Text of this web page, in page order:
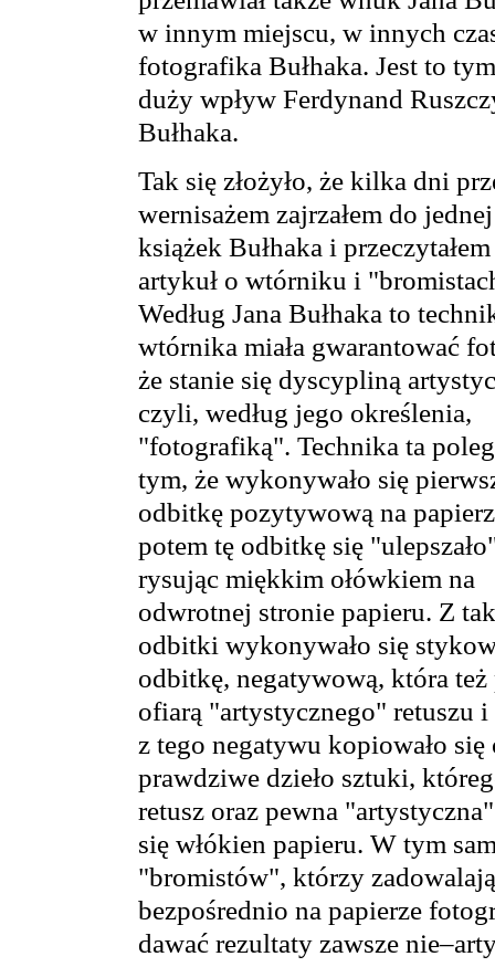
w innym miejscu, w innych
fotografika Bułhaka. Jest to
duży wpływ Ferdynand
Bułhaka.
Tak się złożyło, że kilka dni
wernisażem zajrzałem do
książek Bułhaka i
artykuł o wtórniku i
Według Jana Bułhaka to
wtórnika miała gwarantować
że stanie się dyscypliną
czyli, według jego określenia,
"fotografiką". Technika ta
tym, że wykonywało się
odbitkę pozytywową na
potem tę odbitkę się
rysując miękkim ołówkiem na
odwrotnej stronie papieru. Z
odbitki wykonywało się
odbitkę, negatywową, która też
ofiarą "artystycznego" retuszu
z tego negatywu kopiowało
prawdziwe dzieło sztuki,
retusz oraz pewna
się włókien papieru. W tym
"bromistów", którzy
bezpośrednio na papierze
dawać rezultaty zawsze